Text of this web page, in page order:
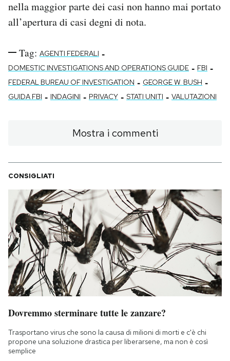
nella maggior parte dei casi non hanno mai portato
all’apertura di casi degni di nota.
Tag: AGENTI FEDERALI -
DOMESTIC INVESTIGATIONS AND OPERATIONS GUIDE - FBI -
FEDERAL BUREAU OF INVESTIGATION - GEORGE W. BUSH -
GUIDA FBI - INDAGINI - PRIVACY - STATI UNITI - VALUTAZIONI
Mostra i commenti
CONSIGLIATI
Dovremmo sterminare tutte le zanzare?
Trasportano virus che sono la causa di milioni di morti e c'è chi
propone una soluzione drastica per liberarsene, ma non è così
semplice